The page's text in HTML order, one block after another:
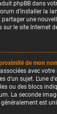
phpBB dans
d’installer la
partager une
sur le site Internet
de mon
avec
d’un sujet. L’une
ou des blocs
La seconde
est